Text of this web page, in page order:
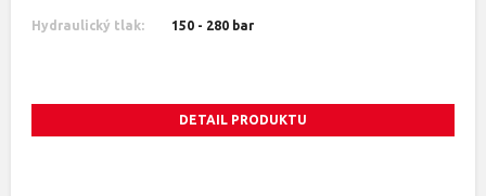
Hydraulický tlak: 150 - 280 bar
DETAIL PRODUKTU